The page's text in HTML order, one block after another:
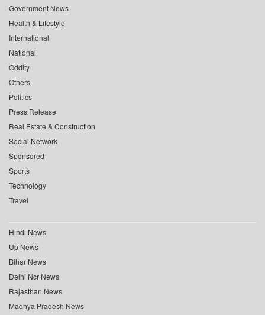
Government News
Health & Lifestyle
International
National
Oddity
Others
Politics
Press Release
Real Estate & Construction
Social Network
Sponsored
Sports
Technology
Travel
Hindi News
Up News
Bihar News
Delhi Ncr News
Rajasthan News
Madhya Pradesh News